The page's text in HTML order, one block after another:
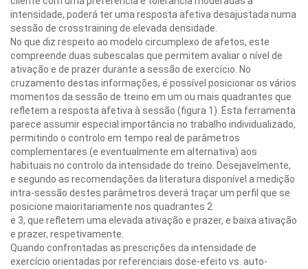
intensidade, poderá ter uma resposta afetiva desajustada numa
sessão de crosstraining de elevada densidade.
No que diz respeito ao modelo circumplexo de afetos, este
compreende duas subescalas que permitem avaliar o nível de
ativação e de prazer durante a sessão de exercício. No
cruzamento destas informações, é possível posicionar os vários
momentos da sessão de treino em um ou mais quadrantes que
refletem a resposta afetiva à sessão (figura 1). Esta ferramenta
parece assumir especial importância no trabalho individualizado,
permitindo o controlo em tempo real de parâmetros
complementares (e eventualmente em alternativa) aos
habituais no controlo da intensidade do treino. Desejavelmente,
e segundo as recomendações da literatura disponível a medição
intra-sessão destes parâmetros deverá traçar um perfil que se
posicione maioritariamente nos quadrantes 2
e 3, que refletem uma elevada ativação e prazer, e baixa ativação
e prazer, respetivamente.
Quando confrontadas as prescrições da intensidade de
exercício orientadas por referenciais dose-efeito vs. auto-